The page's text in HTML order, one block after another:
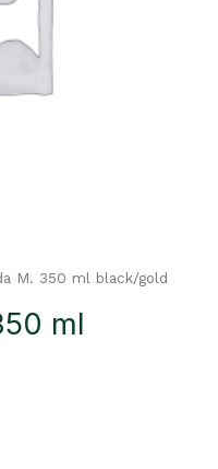
M. 350 ml black/gold
ml